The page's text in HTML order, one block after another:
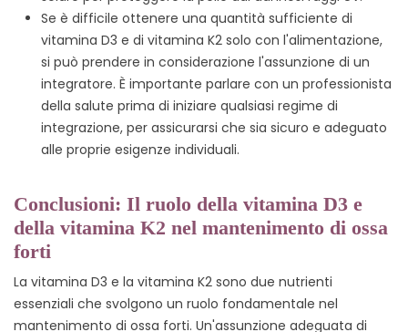
Se è difficile ottenere una quantità sufficiente di
vitamina D3 e di vitamina K2 solo con l'alimentazione,
si può prendere in considerazione l'assunzione di un
integratore. È importante parlare con un professionista
della salute prima di iniziare qualsiasi regime di
integrazione, per assicurarsi che sia sicuro e adeguato
alle proprie esigenze individuali.
Conclusioni: Il ruolo della vitamina D3 e
della vitamina K2 nel mantenimento di ossa
forti
La vitamina D3 e la vitamina K2 sono due nutrienti
essenziali che svolgono un ruolo fondamentale nel
mantenimento di ossa forti. Un'assunzione adeguata di